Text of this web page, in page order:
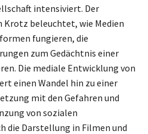
intensiviert. Der
Krotz beleuchtet, wie Medien
fungieren, die
zum Gedächtnis einer
Die mediale Entwicklung von
einen Wandel hin zu einer
mit den Gefahren und
von sozialen
die Darstellung in Filmen und